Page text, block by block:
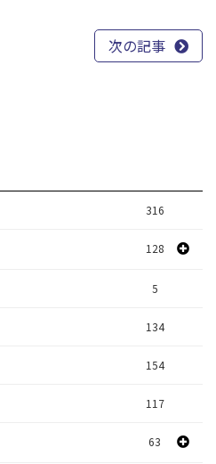
次の記事
316
128
1
84
2
2
23
5
134
154
117
63